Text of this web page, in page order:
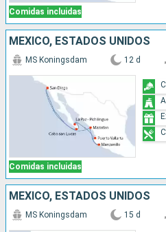
Comidas incluidas
MÉXICO, ESTADOS UNIDOS
Comidas incluidas
MS Koningsdam 12 d
MÉXICO, ESTADOS UNIDOS
MS Koningsdam 15 d